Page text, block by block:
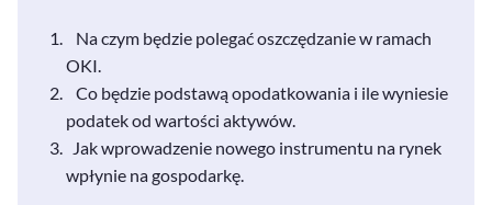
Na czym będzie polegać oszczędzanie w ramach
OKI.
Co będzie podstawą opodatkowania i ile wyniesie
podatek od wartości aktywów.
Jak wprowadzenie nowego instrumentu na rynek
wpłynie na gospodarkę.